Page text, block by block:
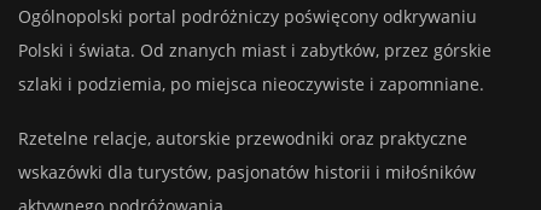
Ogólnopolski portal podróżniczy poświęcony odkrywaniu
Polski i świata. Od znanych miast i zabytków, przez górskie
szlaki i podziemia, po miejsca nieoczywiste i zapomniane.
Rzetelne relacje, autorskie przewodniki oraz praktyczne
wskazówki dla turystów, pasjonatów historii i miłośników